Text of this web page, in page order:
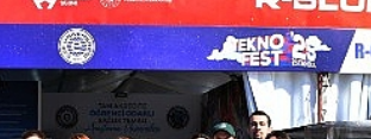
zekaya bırakıyor